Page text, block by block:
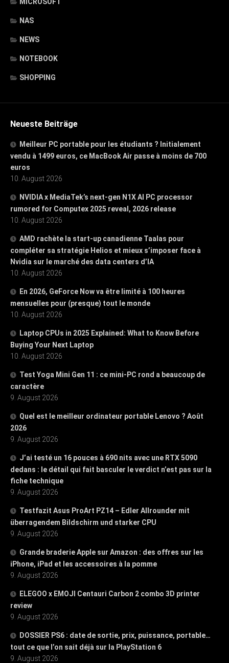
NAS
NEWS
NOTEBOOK
SHOPPING
Neueste Beiträge
Meilleur PC portable pour les étudiants ? Initialement
vendu à 1499 euros, ce MacBook Air passe à moins de 700
euros
10. August 2026
NVIDIA x MediaTek’s next-gen N1X AI PC processor
rumored for Computex 2025 reveal, 2026 release
10. August 2026
AMD rachète la start-up canadienne Taalas pour
compléter sa stratégie Helios et mieux s’imposer face à
Nvidia sur le marché des data centers d’IA
10. August 2026
En 2026, GeForce Now va être limité à 100 heures
mensuelles pour (presque) tout le monde
10. August 2026
Laptop CPUs in 2025 Explained: What to Know Before
Buying Your Next Laptop
10. August 2026
Test Yoga Mini Gen 11 : ce mini-PC rond a beaucoup de
caractère
9. August 2026
Quel est le meilleur ordinateur portable Lenovo ? Août
2026
9. August 2026
J’ai testé un 16 pouces à 690 nits avec une RTX 5090
dedans : le détail qui fait basculer le verdict n’est pas sur la
fiche technique
9. August 2026
Testfazit Asus ProArt PZ14 – Edler Allrounder mit
überragendem Bildschirm und starker CPU
9. August 2026
Grande braderie Apple sur Amazon : des offres sur les
iPhone, iPad et les accessoires à la pomme
9. August 2026
ELEGOO x EMOJI Centauri Carbon 2 combo 3D printer
review
9. August 2026
DOSSIER PS6 : date de sortie, prix, puissance, portable…
tout ce que l’on sait déjà sur la PlayStation 6
9. August 2026